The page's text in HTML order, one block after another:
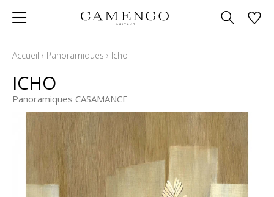
Accueil › Panoramiques › Icho
ICHO
Panoramiques CASAMANCE